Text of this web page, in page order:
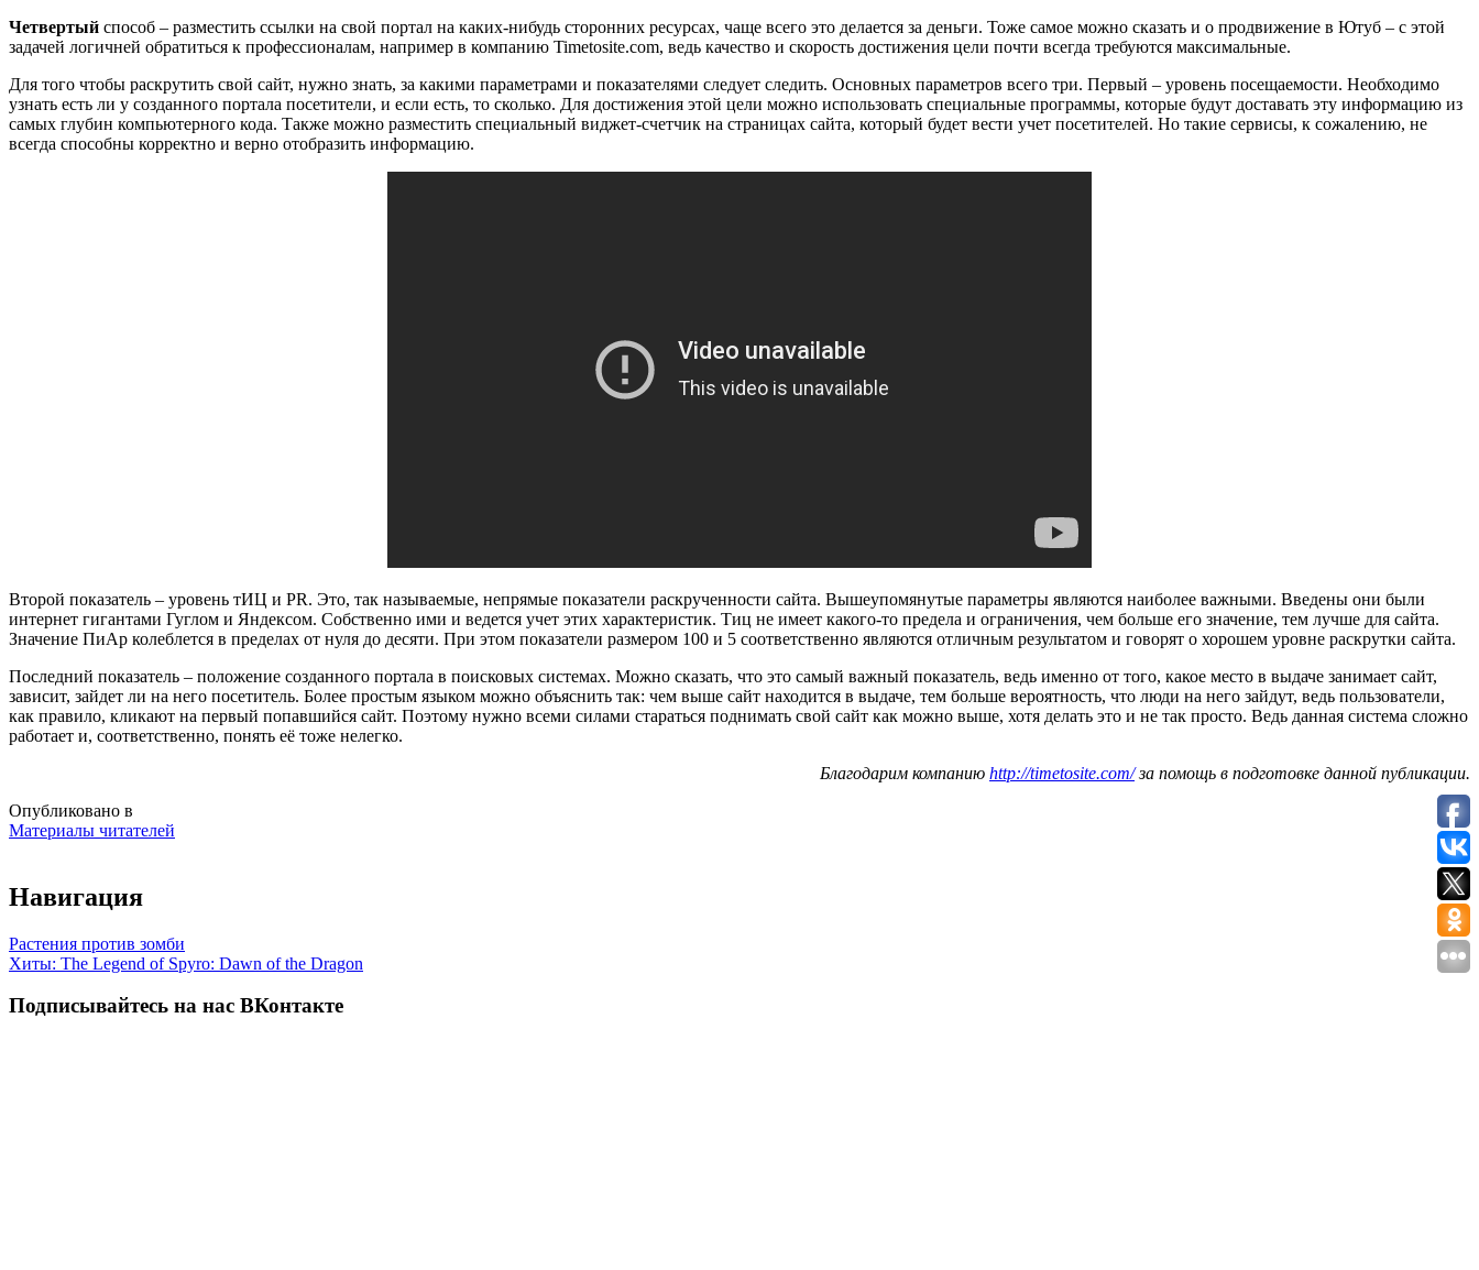
Четвертый способ – разместить ссылки на свой портал на каких-нибудь сторонних ресурсах, чаще всего это делается за деньги. Тоже самое можно сказать и о продвижение в Ютуб – с этой
задачей логичней обратиться к профессионалам, например в компанию Timetosite.com, ведь качество и скорость достижения цели почти всегда требуются максимальные.
Для того чтобы раскрутить свой сайт, нужно знать, за какими параметрами и показателями следует следить. Основных параметров всего три. Первый – уровень посещаемости. Необходимо
узнать есть ли у созданного портала посетители, и если есть, то сколько. Для достижения этой цели можно использовать специальные программы, которые будут доставать эту информацию из
самых глубин компьютерного кода. Также можно разместить специальный виджет-счетчик на страницах сайта, который будет вести учет посетителей. Но такие сервисы, к сожалению, не
всегда способны корректно и верно отобразить информацию.
Второй показатель – уровень тИЦ и PR. Это, так называемые, непрямые показатели раскрученности сайта. Вышеупомянутые параметры являются наиболее важными. Введены они были
интернет гигантами Гуглом и Яндексом. Собственно ими и ведется учет этих характеристик. Тиц не имеет какого-то предела и ограничения, чем больше его значение, тем лучше для сайта.
Значение ПиАр колеблется в пределах от нуля до десяти. При этом показатели размером 100 и 5 соответственно являются отличным результатом и говорят о хорошем уровне раскрутки сайта.
Последний показатель – положение созданного портала в поисковых системах. Можно сказать, что это самый важный показатель, ведь именно от того, какое место в выдаче занимает сайт,
зависит, зайдет ли на него посетитель. Более простым языком можно объяснить так: чем выше сайт находится в выдаче, тем больше вероятность, что люди на него зайдут, ведь пользователи,
как правило, кликают на первый попавшийся сайт. Поэтому нужно всеми силами стараться поднимать свой сайт как можно выше, хотя делать это и не так просто. Ведь данная система сложно
работает и, соответственно, понять её тоже нелегко.
Благодарим компанию http://timetosite.com/за помощь в подготовке данной публикации.
Опубликовано в
Материалы читателей
Навигация
Растения против зомби
Хиты: The Legend of Spyro: Dawn of the Dragon
Подписывайтесь на нас ВКонтакте